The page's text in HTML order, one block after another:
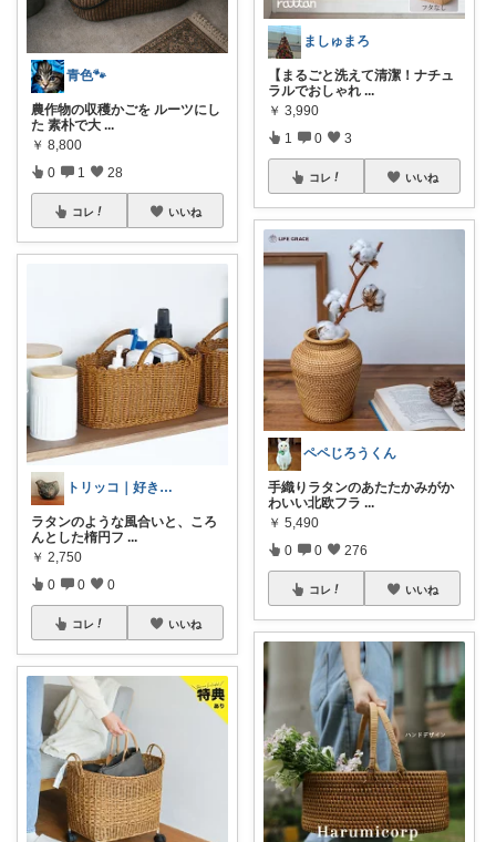
青色🐾
農作物の収穫かごを ルーツにし
た 素朴で大 ...
￥ 8,800
0 1 28
コレ いいね
トリッコ｜好きな雑貨・インテリア
ラタンのような風合いと、ころ
んとした楕円フ ...
￥ 2,750
0 0 0
コレ いいね
ましゅまろ
【まるごと洗えて清潔！ナチュ
ラルでおしゃれ ...
￥ 3,990
1 0 3
コレ いいね
ペペじろうくん
手織りラタンのあたたかみがか
わいい北欧フラ ...
￥ 5,490
0 0 276
コレ いいね